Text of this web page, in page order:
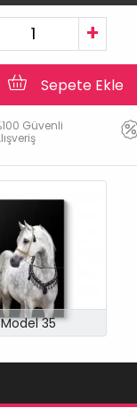
+
Sepete Ekle
Güvenli
Model 35